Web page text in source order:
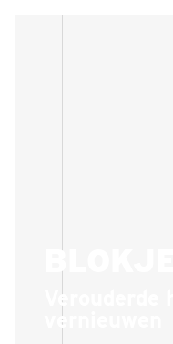
Verouderde
vernieuwen